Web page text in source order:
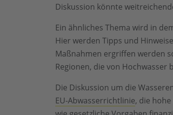
Diskussion könnte
Ein ähnliches Thema wird in
Hier werden Tipps und
Maßnahmen ergriffen werden
Regionen, die von Hochwasser
Die Diskussion um die
EU-Abwasserrichtlinie, die